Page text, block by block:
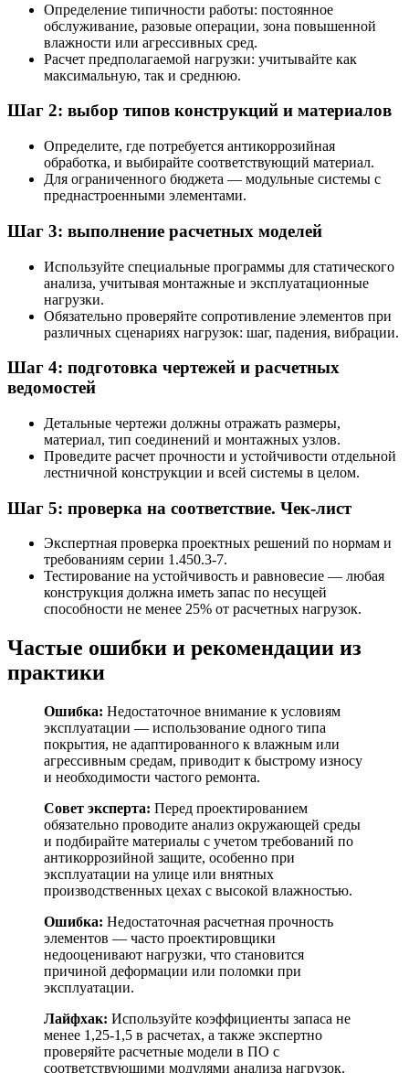
Определение типичности работы: постоянное
обслуживание, разовые операции, зона повышенной
влажности или агрессивных сред.
Расчет предполагаемой нагрузки: учитывайте как
максимальную, так и среднюю.
Шаг 2: выбор типов конструкций и материалов
Определите, где потребуется антикоррозийная
обработка, и выбирайте соответствующий материал.
Для ограниченного бюджета — модульные системы с
преднастроенными элементами.
Шаг 3: выполнение расчетных моделей
Используйте специальные программы для статического
анализа, учитывая монтажные и эксплуатационные
нагрузки.
Обязательно проверяйте сопротивление элементов при
различных сценариях нагрузок: шаг, падения, вибрации.
Шаг 4: подготовка чертежей и расчетных
ведомостей
Детальные чертежи должны отражать размеры,
материал, тип соединений и монтажных узлов.
Проведите расчет прочности и устойчивости отдельной
лестничной конструкции и всей системы в целом.
Шаг 5: проверка на соответствие. Чек-лист
Экспертная проверка проектных решений по нормам и
требованиям серии 1.450.3-7.
Тестирование на устойчивость и равновесие — любая
конструкция должна иметь запас по несущей
способности не менее 25% от расчетных нагрузок.
Частые ошибки и рекомендации из
практики
Ошибка: Недостаточное внимание к условиям
эксплуатации — использование одного типа
покрытия, не адаптированного к влажным или
агрессивным средам, приводит к быстрому износу
и необходимости частого ремонта.
Совет эксперта: Перед проектированием
обязательно проводите анализ окружающей среды
и подбирайте материалы с учетом требований по
антикоррозийной защите, особенно при
эксплуатации на улице или внятных
производственных цехах с высокой влажностью.
Ошибка: Недостаточная расчетная прочность
элементов — часто проектировщики
недооценивают нагрузки, что становится
причиной деформации или поломки при
эксплуатации.
Лайфхак: Используйте коэффициенты запаса не
менее 1,25-1,5 в расчетах, а также экспертно
проверяйте расчетные модели в ПО с
соответствующими модулями анализа нагрузок.